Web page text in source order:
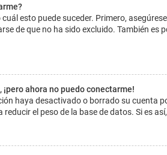
esto puede suceder. Primero,
de que no ha sido excluido. También
ahora no puedo conectarme!
haya desactivado o borrado su cuenta
el peso de la base de datos. Si es